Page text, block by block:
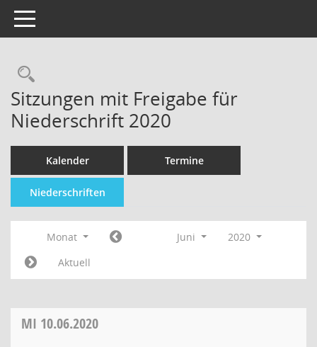
Toggle navigation
Sitzungen mit Freigabe für
Niederschrift 2020
Kalender Termine
Niederschriften
Monat Juni
2020
Aktuell
MI 10.06.2020